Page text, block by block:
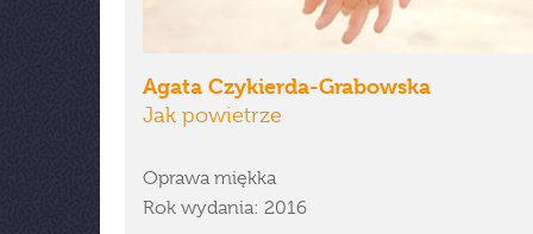
Agata Czykierda-Grabowska
Jak powietrze
Oprawa miękka
Rok wydania: 2016